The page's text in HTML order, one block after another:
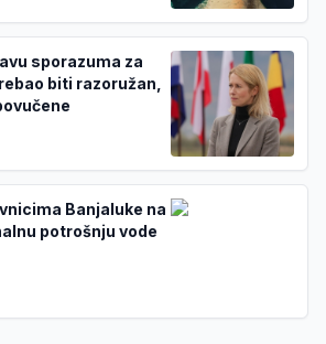
sporazuma za
biti razoružan,
Banjaluke na
potrošnju vode